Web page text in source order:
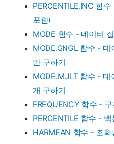
PERCENTILE.INC 함
포함)
MODE 함수 - 데이터
MODE.SNGL 함수 -
만 구하기
MODE.MULT 함수 - 데
개 구하기
FREQUENCY 함수 -
PERCENTILE 함수 -
HARMEAN 함수 - 조화